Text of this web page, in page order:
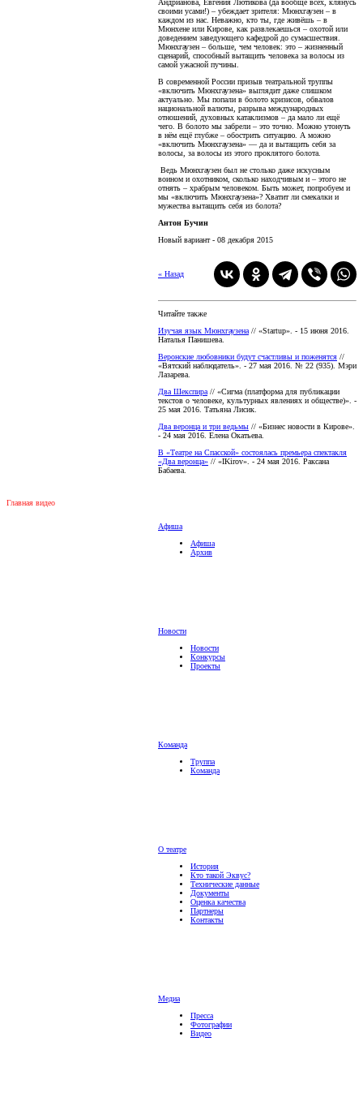
Андрианова, Евгения Лютикова (да вообще всех, клянусь
своими усами!) – убеждает зрителя: Мюнхгаузен – в
каждом из нас. Неважно, кто ты, где живёшь – в
Мюнхене или Кирове, как развлекаешься – охотой или
доведением заведующего кафедрой до сумасшествия.
Мюнхгаузен – больше, чем человек: это – жизненный
сценарий, способный вытащить человека за волосы из
самой ужасной пучины.
В современной России призыв театральной труппы
«включить Мюнхгаузена» выглядит даже слишком
актуально. Мы попали в болото кризисов, обвалов
национальной валюты, разрыва международных
отношений, духовных катаклизмов – да мало ли ещё
чего. В болото мы забрели – это точно. Можно утонуть
в нём ещё глубже – обострить ситуацию. А можно
«включить Мюнхгаузена» — да и вытащить себя за
волосы, за волосы из этого проклятого болота.
Ведь Мюнхгаузен был не столько даже искусным
воином и охотником, сколько находчивым и – этого не
отнять – храбрым человеком. Быть может, попробуем и
мы «включить Мюнхгаузена»? Хватит ли смекалки и
мужества вытащить себя из болота?
Антон Бучин
Новый вариант - 08 декабря 2015
« Назад
Читайте также
Изучая язык Мюнхгаузена // «Startup». - 15 июня 2016.
Наталья Панишева.
Веронские любовники будут счастливы и поженятся //
«Вятский наблюдатель». - 27 мая 2016. № 22 (935). Мэри
Лазарева.
Два Шекспира // «Сигма (платформа для публикации
текстов о человеке, культурных явлениях и обществе)». -
25 мая 2016. Татьяна Лисик.
Два веронца и три ведьмы // «Бизнес новости в Кирове».
- 24 мая 2016. Елена Окатьева.
В «Театре на Спасской» состоялась премьера спектакля
«Два веронца» // «IKirov». - 24 мая 2016. Раксана
Бабаева.
Главная видео
Афиша
Афиша
Архив
Новости
Новости
Конкурсы
Проекты
Команда
Труппа
Команда
О театре
История
Кто такой Эквус?
Технические данные
Документы
Оценка качества
Партнеры
Контакты
Медиа
Пресса
Фотографии
Видео